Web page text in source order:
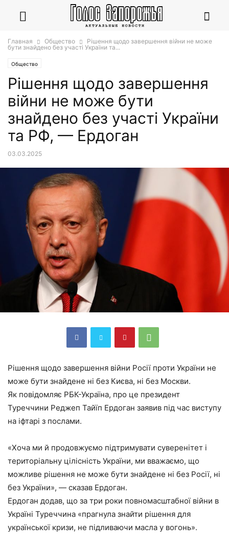
Главная Общество
Рішення щодо завершення війни не може
бути знайдено без участі України та...
Общество
Рішення щодо завершення
війни не може бути
знайдено без участі України
та РФ, — Ердоган
03.03.2025
Рішення щодо завершення війни Росії проти України не
може бути знайдене ні без Києва, ні без Москви.
Як повідомляє РБК-Україна, про це президент
Туреччини Реджеп Тайїп Ердоган заявив під час виступу
на іфтарі з послами.
«Хоча ми й продовжуємо підтримувати суверенітет і
територіальну цілісність України, ми вважаємо, що
можливе рішення не може бути знайдене ні без Росії, ні
без України», — сказав Ердоган.
Ердоган додав, що за три роки повномасштабної війни в
Україні Туреччина «прагнула знайти рішення для
української кризи, не підливаючи масла у вогонь».